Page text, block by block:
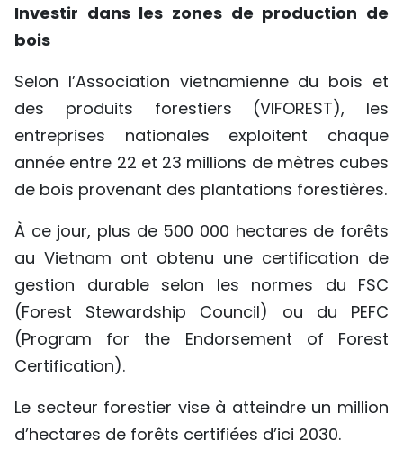
ENGLISH
中文
РУССКИЙ
ESPAÑOL
Investir dans les zones de production de
bois
Selon l’Association vietnamienne du bois et
des produits forestiers (VIFOREST), les
entreprises nationales exploitent chaque
année entre 22 et 23 millions de mètres cubes
de bois provenant des plantations forestières.
À ce jour, plus de 500 000 hectares de forêts
au Vietnam ont obtenu une certification de
gestion durable selon les normes du FSC
(Forest Stewardship Council) ou du PEFC
(Program for the Endorsement of Forest
Certification).
Le secteur forestier vise à atteindre un million
d’hectares de forêts certifiées d’ici 2030.